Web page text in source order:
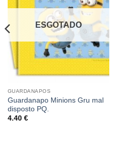
ESGOTADO
GUARDANAPOS
Guardanapo Minions Gru mal
disposto PQ.
4.40 €